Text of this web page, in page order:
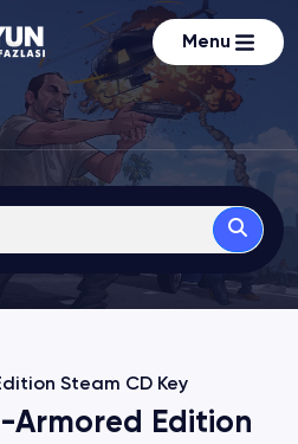
Menu
Steam CD Key
Armored Edition